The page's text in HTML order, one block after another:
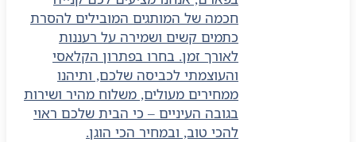
חכמה של המותגים המובילים להסרת
כתמים קשים ושמירה על רעננות
לאורך זמן. בחרו בפתרון הקלאסי
והעוצמתי לכביסה שלכם, ותיהנו
ממחירים מעולים, משלוח מהיר ושירות
בגובה העיניים – כי הבית שלכם ראוי
להכי טוב, ובמחיר הכי הוגן.